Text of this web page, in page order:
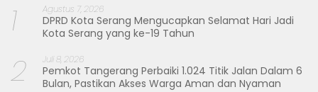
1 Agustus 7, 2026
DPRD Kota Serang Mengucapkan Selamat Hari Jadi
Kota Serang yang ke-19 Tahun
2 Juli 8, 2026
Pemkot Tangerang Perbaiki 1.024 Titik Jalan Dalam 6
Bulan, Pastikan Akses Warga Aman dan Nyaman